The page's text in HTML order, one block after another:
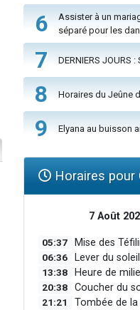
6
Assister à un
séparé pour les
7 DERNIERS JOURS
8 Horaires du Jeûne
9 Elyana au buisson
Horaires pour
7 Août
05:37 Mise des
06:36 Lever du soleil
13:38 Heure de
20:38 Coucher du
21:21 Tombée de